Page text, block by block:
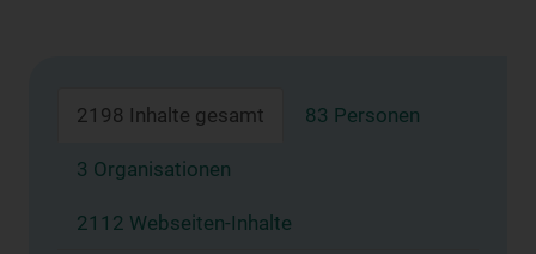
2198 Inhalte gesamt 83 Personen
3 Organisationen
2112 Webseiten-Inhalte